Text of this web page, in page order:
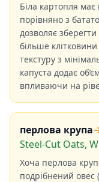
Біла картопля має
порівняно з
дозволяє
більше
текстуру з
капуста додає
впливаючи на
перлова крупа
Steel-Cut Oats,
Хоча перлова
подрібнений овес